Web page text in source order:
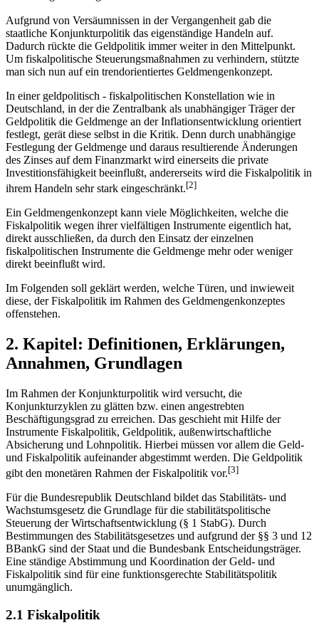
Aufgrund von Versäumnissen in der Vergangenheit gab die
staatliche Konjunkturpolitik das eigenständige Handeln auf.
Dadurch rückte die Geldpolitik immer weiter in den Mittelpunkt.
Um fiskalpolitische Steuerungsmaßnahmen zu verhindern, stützte
man sich nun auf ein trendorientiertes Geldmengenkonzept.
In einer geldpolitisch - fiskalpolitischen Konstellation wie in
Deutschland, in der die Zentralbank als unabhängiger Träger der
Geldpolitik die Geldmenge an der Inflationsentwicklung orientiert
festlegt, gerät diese selbst in die Kritik. Denn durch unabhängige
Festlegung der Geldmenge und daraus resultierende Änderungen
des Zinses auf dem Finanzmarkt wird einerseits die private
Investitionsfähigkeit beeinflußt, andererseits wird die Fiskalpolitik in
ihrem Handeln sehr stark eingeschränkt.[2]
Ein Geldmengenkonzept kann viele Möglichkeiten, welche die
Fiskalpolitik wegen ihrer vielfältigen Instrumente eigentlich hat,
direkt ausschließen, da durch den Einsatz der einzelnen
fiskalpolitischen Instrumente die Geldmenge mehr oder weniger
direkt beeinflußt wird.
Im Folgenden soll geklärt werden, welche Türen, und inwieweit
diese, der Fiskalpolitik im Rahmen des Geldmengenkonzeptes
offenstehen.
2. Kapitel: Definitionen, Erklärungen,
Annahmen, Grundlagen
Im Rahmen der Konjunkturpolitik wird versucht, die
Konjunkturzyklen zu glätten bzw. einen angestrebten
Beschäftigungsgrad zu erreichen. Das geschieht mit Hilfe der
Instrumente Fiskalpolitik, Geldpolitik, außenwirtschaftliche
Absicherung und Lohnpolitik. Hierbei müssen vor allem die Geld-
und Fiskalpolitik aufeinander abgestimmt werden. Die Geldpolitik
gibt den monetären Rahmen der Fiskalpolitik vor.[3]
Für die Bundesrepublik Deutschland bildet das Stabilitäts- und
Wachstumsgesetz die Grundlage für die stabilitätspolitische
Steuerung der Wirtschaftsentwicklung (§ 1 StabG). Durch
Bestimmungen des Stabilitätsgesetzes und aufgrund der §§ 3 und 12
BBankG sind der Staat und die Bundesbank Entscheidungsträger.
Eine ständige Abstimmung und Koordination der Geld- und
Fiskalpolitik sind für eine funktionsgerechte Stabilitätspolitik
unumgänglich.
2.1 Fiskalpolitik